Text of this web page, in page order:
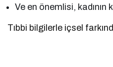
Ve en önemlisi, kadının
Tıbbi bilgilerle içsel